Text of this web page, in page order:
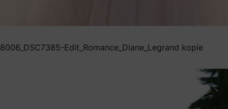
8006_DSC7385-Edit_Romance_Diane_Legrand kopie